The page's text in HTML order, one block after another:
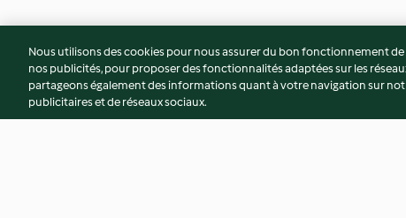
Nous utilisons des cookies pour nous assurer du bon fonctionnement
nos publicités, pour proposer des fonctionnalités adaptées sur les
partageons également des informations quant à votre navigation sur
publicitaires et de réseaux sociaux.